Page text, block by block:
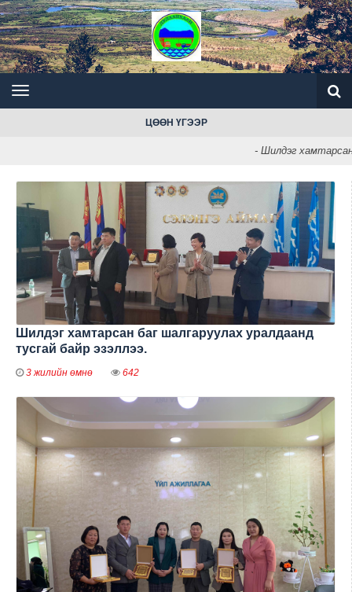
ЦӨӨН ҮГЭЭР
- Шилдэг хамтарсан
Шилдэг хамтарсан баг шалгаруулах уралдаанд
тусгай байр эзэллээ.
3 жилийн өмнө 642